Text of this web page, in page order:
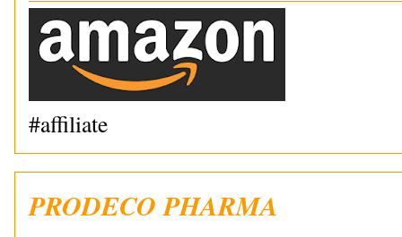
#affiliate
PRODECO PHARMA